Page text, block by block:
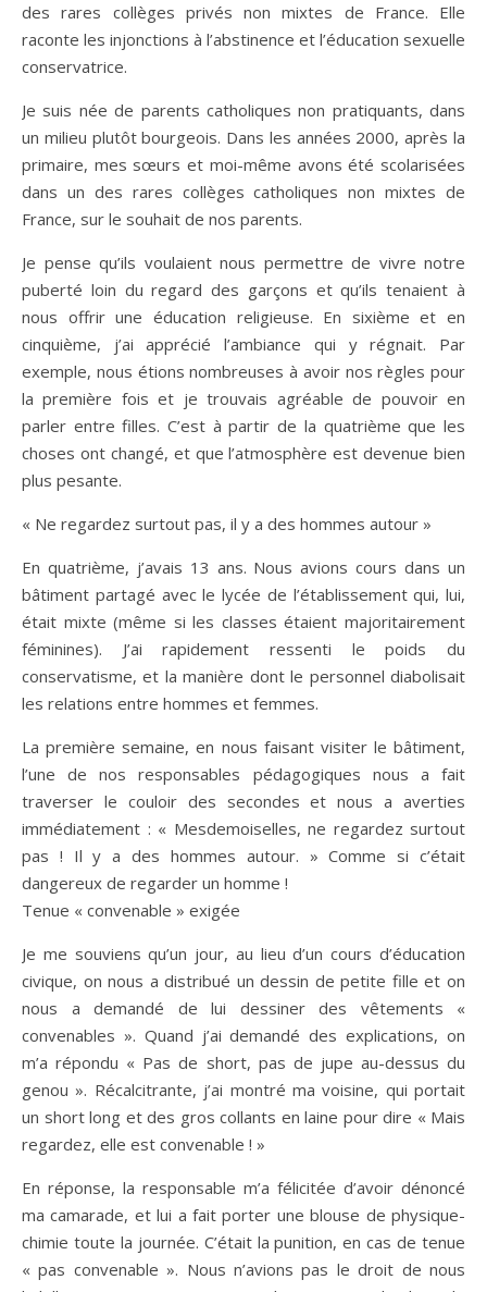
des rares collèges privés non mixtes de France. Elle
raconte les injonctions à l’abstinence et l’éducation sexuelle
conservatrice.
Je suis née de parents catholiques non pratiquants, dans
un milieu plutôt bourgeois. Dans les années 2000, après la
primaire, mes sœurs et moi-même avons été scolarisées
dans un des rares collèges catholiques non mixtes de
France, sur le souhait de nos parents.
Je pense qu’ils voulaient nous permettre de vivre notre
puberté loin du regard des garçons et qu’ils tenaient à
nous offrir une éducation religieuse. En sixième et en
cinquième, j’ai apprécié l’ambiance qui y régnait. Par
exemple, nous étions nombreuses à avoir nos règles pour
la première fois et je trouvais agréable de pouvoir en
parler entre filles. C’est à partir de la quatrième que les
choses ont changé, et que l’atmosphère est devenue bien
plus pesante.
« Ne regardez surtout pas, il y a des hommes autour »
En quatrième, j’avais 13 ans. Nous avions cours dans un
bâtiment partagé avec le lycée de l’établissement qui, lui,
était mixte (même si les classes étaient majoritairement
féminines). J’ai rapidement ressenti le poids du
conservatisme, et la manière dont le personnel diabolisait
les relations entre hommes et femmes.
La première semaine, en nous faisant visiter le bâtiment,
l’une de nos responsables pédagogiques nous a fait
traverser le couloir des secondes et nous a averties
immédiatement : « Mesdemoiselles, ne regardez surtout
pas ! Il y a des hommes autour. » Comme si c’était
dangereux de regarder un homme !
Tenue « convenable » exigée
Je me souviens qu’un jour, au lieu d’un cours d’éducation
civique, on nous a distribué un dessin de petite fille et on
nous a demandé de lui dessiner des vêtements «
convenables ». Quand j’ai demandé des explications, on
m’a répondu « Pas de short, pas de jupe au-dessus du
genou ». Récalcitrante, j’ai montré ma voisine, qui portait
un short long et des gros collants en laine pour dire « Mais
regardez, elle est convenable ! »
En réponse, la responsable m’a félicitée d’avoir dénoncé
ma camarade, et lui a fait porter une blouse de physique-
chimie toute la journée. C’était la punition, en cas de tenue
« pas convenable ». Nous n’avions pas le droit de nous